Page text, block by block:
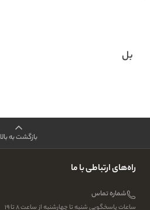
بل
بازگشت به بالا
راه‌های ارتباطی با ما
شماره تماس
ساعات پاسخگویی شنبه تا چهارشنبه از ساعت ۸ تا ۱۹